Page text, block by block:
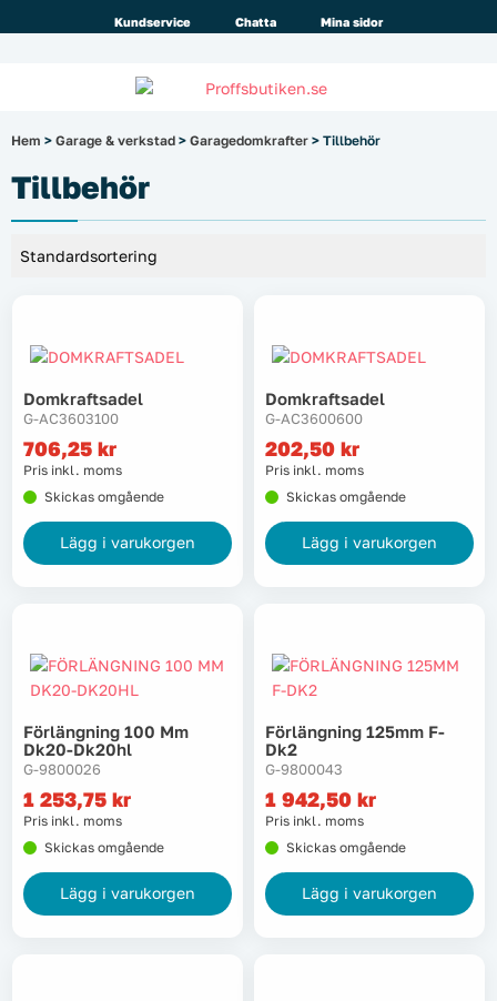
Kundservice Chatta Mina sidor
Alla priser visasinkl. moms!
Arbetsplats
Förbrukningsmaterial
Garage & verkstad
Laserinstrument
Lyft, transport & materialhantering
Mätinstrument
Oljor & kem
Skydd & kläder
Svets
Hem > Garage & verkstad > Garagedomkrafter > Tillbehör
Tillbehör
Domkraftsadel
G-AC3603100
706,25 kr
Pris inkl. moms
Skickas omgående
Lägg i varukorgen
Domkraftsadel
G-AC3600600
202,50 kr
Pris inkl. moms
Skickas omgående
Lägg i varukorgen
Förlängning 100 Mm
Dk20-Dk20hl
G-9800026
1 253,75 kr
Pris inkl. moms
Skickas omgående
Lägg i varukorgen
Förlängning 125mm F-
Dk2
G-9800043
1 942,50 kr
Pris inkl. moms
Skickas omgående
Lägg i varukorgen